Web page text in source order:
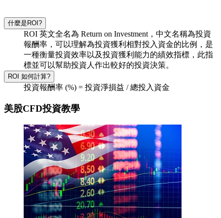
什麼是ROI?
ROI 英文全名為 Return on Investment，中文名稱為投資
報酬率，可以理解為投資獲利相對投入資金的比例，是
一種衡量投資效率以及投資獲利能力的績效指標，此指
標並可以幫助投資人作出較好的投資決策。
ROI 如何計算?
投資報酬率 (%) = 投資淨損益 / 總投入資金
美股CFD投資教學